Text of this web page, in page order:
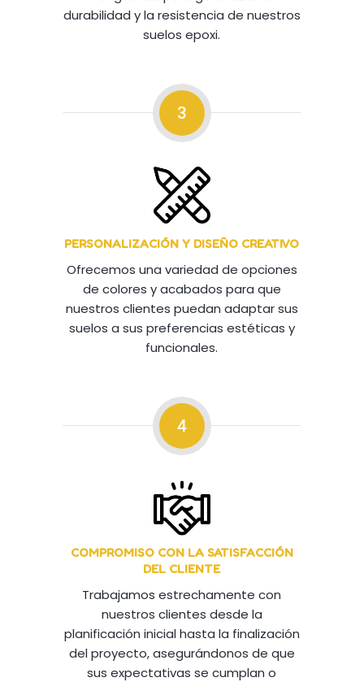
durabilidad y la resistencia de nuestros
suelos epoxi.
3
PERSONALIZACIÓN Y DISEÑO CREATIVO
Ofrecemos una variedad de opciones
de colores y acabados para que
nuestros clientes puedan adaptar sus
suelos a sus preferencias estéticas y
funcionales.
4
COMPROMISO CON LA SATISFACCIÓN
DEL CLIENTE
Trabajamos estrechamente con
nuestros clientes desde la
planificación inicial hasta la finalización
del proyecto, asegurándonos de que
sus expectativas se cumplan o